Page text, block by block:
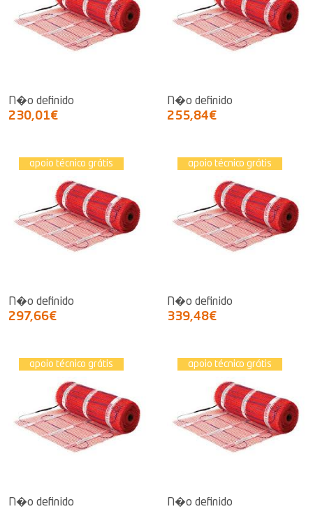
N�o definido
230,01€
N�o definido
255,84€
apoio técnico grátis
N�o definido
297,66€
apoio técnico grátis
N�o definido
339,48€
apoio técnico grátis
N�o definido
apoio técnico grátis
N�o definido